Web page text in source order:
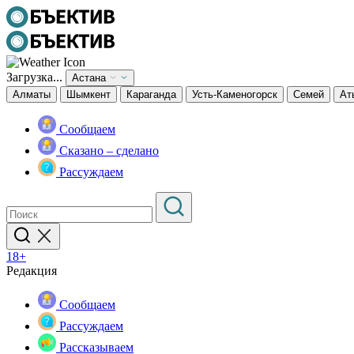
Загрузка...
Астана
Алматы
Шымкент Караганда Усть-Каменогорск Семей
Сообщаем
Сказано – сделано
Рассуждаем
18+
Редакция
Сообщаем
Рассуждаем
Рассказываем